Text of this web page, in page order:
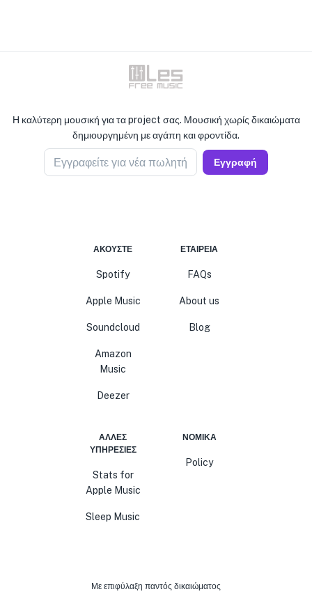
Η καλύτερη μουσική για τα project σας. Μουσική χωρίς δικαιώματα
δημιουργημένη με αγάπη και φροντίδα.
Εγγραφείτε για νέα πωλητή Εγγραφή
ΑΚΟΎΣΤΕ
Spotify
Apple Music
Soundcloud
Amazon
Music
Deezer
ΕΤΑΙΡΕΊΑ
FAQs
About us
Blog
ΆΛΛΕΣ
ΥΠΗΡΕΣΊΕΣ
Stats for
Apple Music
Sleep Music
ΝΟΜΙΚΆ
Policy
Με επιφύλαξη παντός δικαιώματος